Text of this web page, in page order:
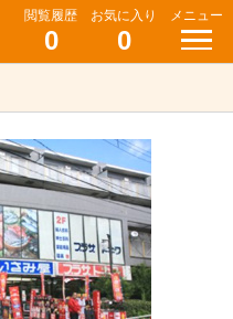
閲覧履歴
0
お気に入り
0
メニュー